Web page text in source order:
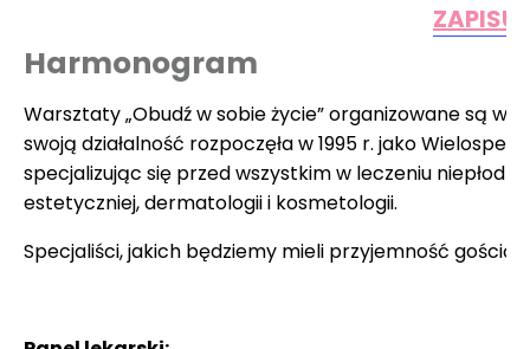
Harmonogram
Warsztaty „Obudź w sobie życie” organizowane są we
swoją działalność rozpoczęła w 1995 r. jako
specjalizując się przed wszystkim w leczeniu
estetyczniej, dermatologii i kosmetologii.
Specjaliści, jakich będziemy mieli przyjemność gościć